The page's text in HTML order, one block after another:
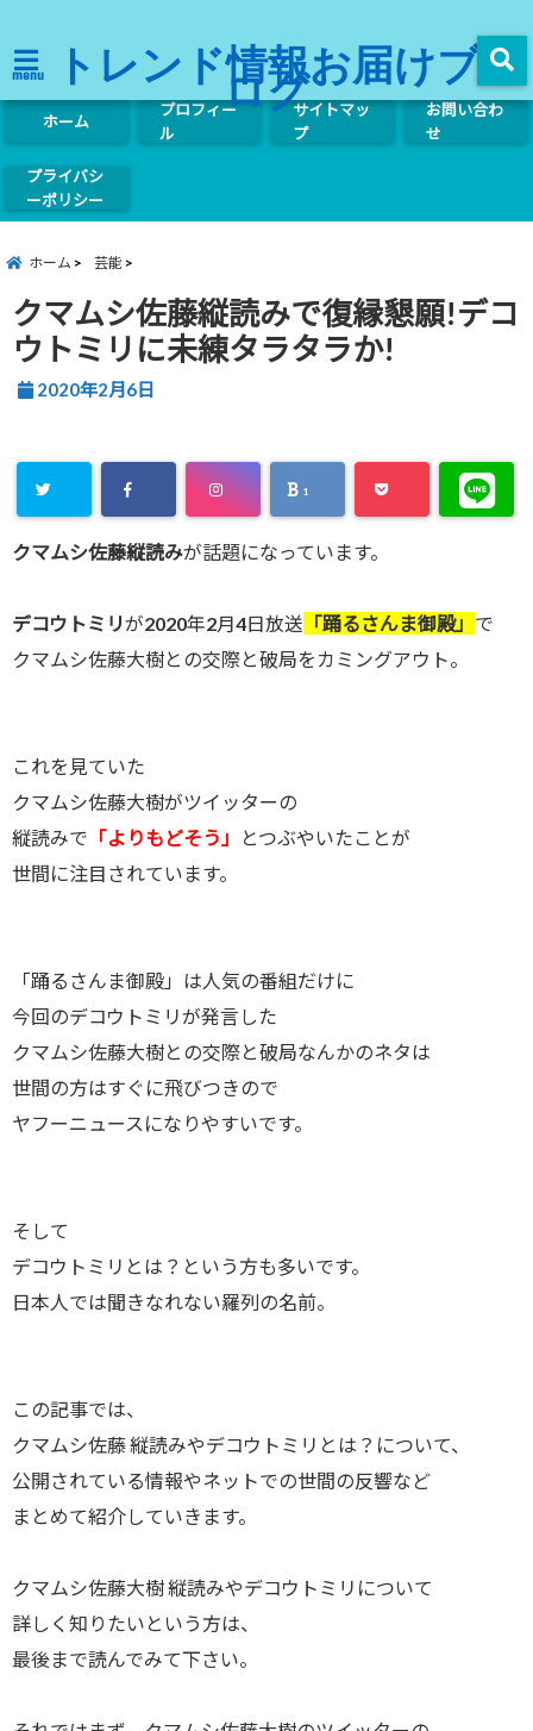
menu トレンド情報お届けブ
ログ
ホーム
プロフィー
ル
サイトマッ
プ
お問い合わ
せ
プライバシ
ーポリシー
ホーム 芸能
クマムシ佐藤縦読みで復縁懇願!デコ
ウトミリに未練タラタラか!
2020年2月6日
1
クマムシ佐藤縦読みが話題になっています。
デコウトミリが2020年2月4日放送 「踊るさんま御殿」 で
クマムシ佐藤大樹との交際と破局をカミングアウト。
これを見ていた
クマムシ佐藤大樹がツイッターの
縦読みで 「よりもどそう」
とつぶやいたことが
世間に注目されています。
「踊るさんま御殿」は人気の番組だけに
今回のデコウトミリが発言した
クマムシ佐藤大樹との交際と破局なんかのネタは
世間の方はすぐに飛びつきので
ヤフーニュースになりやすいです。
そして
デコウトミリとは？という方も多いです。
日本人では聞きなれない羅列の名前。
この記事では、
クマムシ佐藤 縦読みやデコウトミリとは？について、
公開されている情報やネットでの世間の反響など
まとめて紹介していきます。
クマムシ佐藤大樹 縦読みやデコウトミリについて
詳しく知りたいという方は、
最後まで読んでみて下さい。